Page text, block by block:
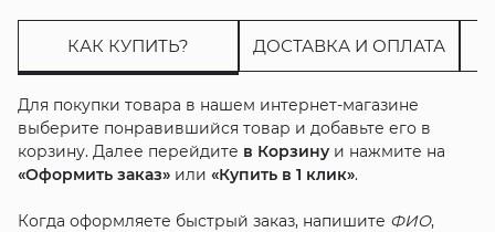
КАК КУПИТЬ? ДОСТАВКА И ОПЛАТА
Для покупки товара в нашем интернет-магазине
выберите понравившийся товар и добавьте его в
корзину. Далее перейдите в Корзинуи нажмите на
«Оформить заказ»или «Купить в 1 клик».
Когда оформляете быстрый заказ, напишите ФИО,